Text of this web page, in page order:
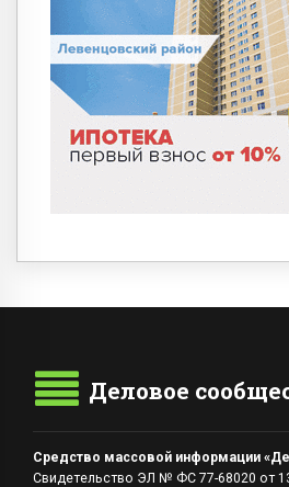
Деловое
Средство массовой информации
Свидетельство ЭЛ № ФС 77-68020 от